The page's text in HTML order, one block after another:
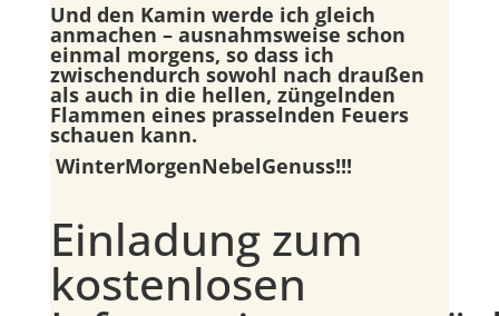
Und den Kamin werde ich gleich
anmachen – ausnahmsweise schon
einmal morgens, so dass ich
zwischendurch sowohl nach draußen
als auch in die hellen, züngelnden
Flammen eines prasselnden Feuers
schauen kann.
WinterMorgenNebelGenuss!!!
Einladung zum
kostenlosen